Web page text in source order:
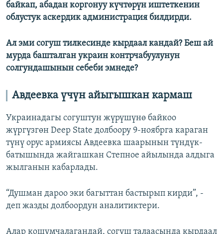
байкап, абадан коргонуу күчтөрүн иштеткенин
облустук аскердик администрация билдирди.
Ал эми согуш тилкесинде кырдаал кандай? Беш ай
мурда башталган украин контрчабуулунун
солгундашынын себеби эмнеде?
Авдеевка үчүн айыгышкан кармаш
Украинадагы согуштун жүрүшүнө байкоо
жүргүзгөн Deep State долбоору 9-ноябрга караган
түнү орус армиясы Авдеевка шаарынын түндүк-
батышында жайгашкан Степное айылында алдыга
жылганын кабарлады.
“Душман дароо эки багыттан бастырып кирди”, -
деп жазды долбоордун аналитиктери.
Алар кошумчалагандай, согуш талаасында кырдаал